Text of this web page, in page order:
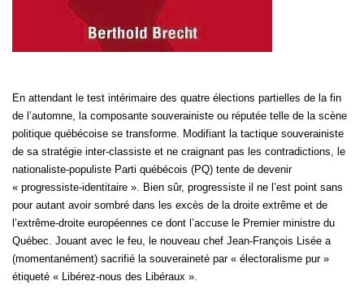
En attendant le test intérimaire des quatre élections partielles de la fin
de l’automne, la composante souverainiste ou réputée telle de la scène
politique québécoise se transforme. Modifiant la tactique souverainiste
de sa stratégie inter-classiste et ne craignant pas les contradictions, le
nationaliste-populiste Parti québécois (PQ) tente de devenir
« progressiste-identitaire ». Bien sûr, progressiste il ne l’est point sans
pour autant avoir sombré dans les excès de la droite extrême et de
l’extrême-droite européennes ce dont l’accuse le Premier ministre du
Québec. Jouant avec le feu, le nouveau chef Jean-François Lisée a
(momentanément) sacrifié la souveraineté par « électoralisme pur »
étiqueté « Libérez-nous des Libéraux ».